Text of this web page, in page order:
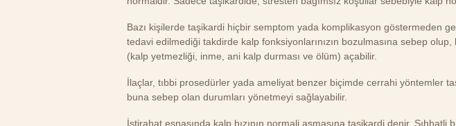
Bazı kişilerde taşikardi hiçbir semptom yada komplikasyon göstermeden
tedavi edilmediği takdirde kalp fonksiyonlarınızın bozulmasına sebep
(kalp yetmezliği, inme, ani kalp durması ve ölüm) açabilir.
İlaçlar, tıbbi prosedürler yada ameliyat benzer biçimde cerrahi yöntemler
buna sebep olan durumları yönetmeyi sağlayabilir.
İstirahat esnasında kalp hızının normali aşmasına taşikardi denir.